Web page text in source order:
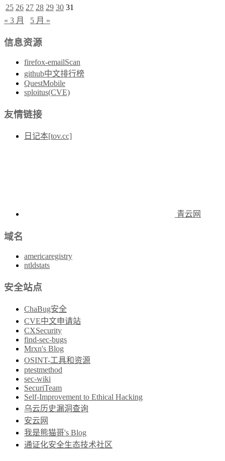
25 26 27 28 29 30 31
« 3 月
5 月 »
信息资源
firefox-emailScan
github中文排行榜
QuestMobile
sploitus(CVE)
友情链接
日记本[tov.cc]
青云网
域名
americaregistry
ntldstats
安全站点
ChaBug安全
CVE中文申请站
CXSecurity
find-sec-bugs
Mrxn's Blog
OSINT-工具和资源
ptestmethod
sec-wiki
SecuriTeam
Self-Improvement to Ethical Hacking
乌云历史漏洞查询
安云网
我是熊猫哥's Blog
通证化安全生态技术社区